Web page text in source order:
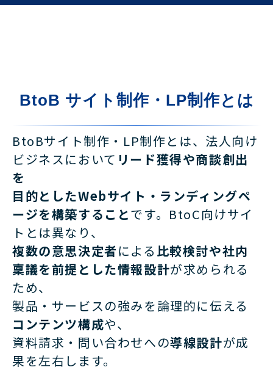
BtoB サイト制作・LP制作とは
BtoBサイト制作・LP制作とは、法人向け
ビジネスにおいて リード獲得や商談創出
を
目的としたWebサイト・ランディングペ
ージを構築することです。BtoC向けサイ
トとは異なり、
複数の意思決定者による 比較検討や社内
稟議を前提とした情報設計が求められる
ため、
製品・サービスの強みを論理的に伝える
コンテンツ構成や、
資料請求・問い合わせへの導線設計が成
果を左右します。